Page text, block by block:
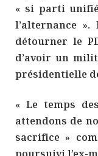
« si parti
l’alternance
détourner le
d’avoir un
présidentielle
« Le temps
attendons de
sacrifice »